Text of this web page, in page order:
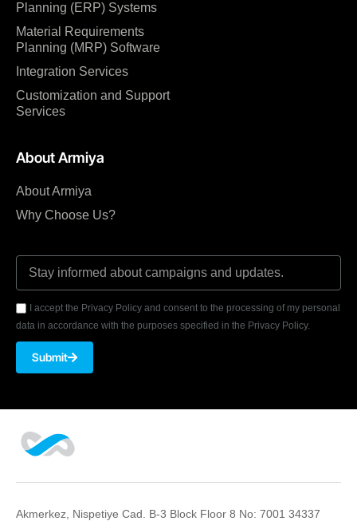
Planning (ERP) Systems
Material Requirements
Planning (MRP) Software
Integration Services
Customization and Support
Services
About Armiya
About Armiya
Why Choose Us?
I accept the Privacy Policy and consent to the processing of my personal
data in accordance with the purposes specified in the Privacy Policy.
Submit
Akmerkez, Nispetiye Cad. B-3 Block Floor 8 No: 7001 34337